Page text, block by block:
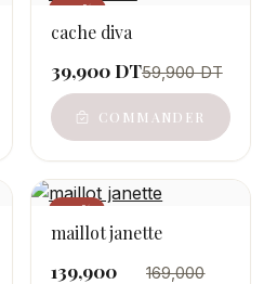
−33%
cache diva
39,900 DT59,900 DT
COMMANDER
−17%
maillot janette
139,900
169,000